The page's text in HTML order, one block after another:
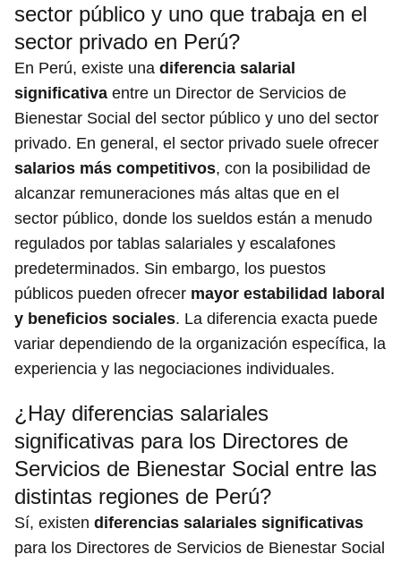
sector público y uno que trabaja en el
sector privado en Perú?
En Perú, existe una diferencia salarial
significativa entre un Director de Servicios de
Bienestar Social del sector público y uno del sector
privado. En general, el sector privado suele ofrecer
salarios más competitivos, con la posibilidad de
alcanzar remuneraciones más altas que en el
sector público, donde los sueldos están a menudo
regulados por tablas salariales y escalafones
predeterminados. Sin embargo, los puestos
públicos pueden ofrecer mayor estabilidad laboral
y beneficios sociales. La diferencia exacta puede
variar dependiendo de la organización específica, la
experiencia y las negociaciones individuales.
¿Hay diferencias salariales
significativas para los Directores de
Servicios de Bienestar Social entre las
distintas regiones de Perú?
Sí, existen diferencias salariales significativas
para los Directores de Servicios de Bienestar Social